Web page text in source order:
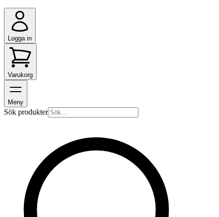
Logga in
Varukorg
Meny
Sök produkter